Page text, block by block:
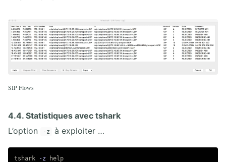
SIP Flows
4.4. Statistiques avec tshark
L’option
-z à exploiter …
tshark -z help